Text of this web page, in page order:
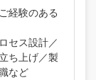
経験のある
セス設計／
ち上げ／製
など